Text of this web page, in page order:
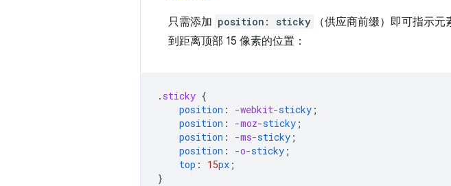
只需添加 position: sticky （供应商前缀）即可指示元
到距离顶部 15 像素的位置：
. sticky {
position : -webkit-sticky ;
position : -moz-sticky ;
position : -ms-sticky ;
position : -o-sticky ;
top : 15px ;
}